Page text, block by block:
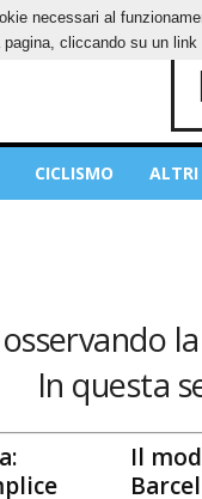
COOKIES PRIVACY POLICY
CICLISMO ALTRI
In questa
Il
necessari al
cliccando su un